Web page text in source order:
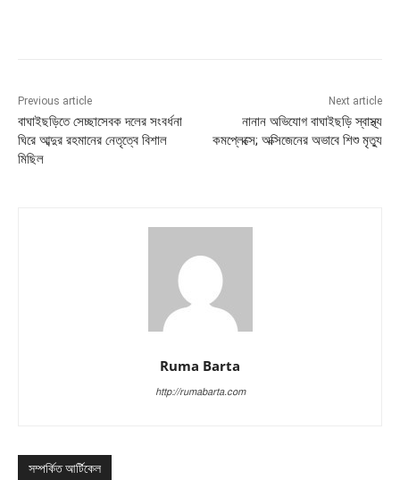
Previous article
বাঘাইছড়িতে সেচ্ছাসেবক দলের সংবর্ধনা
ঘিরে আব্দুর রহমানের নেতৃত্বে বিশাল
মিছিল
Next article
নানান অভিযোগ বাঘাইছড়ি স্বাস্থ্য
কমপ্লেক্সে; অক্সিজেনের অভাবে শিশু মৃত্যু
Ruma Barta
http://rumabarta.com
সম্পর্কিত আর্টিকেল